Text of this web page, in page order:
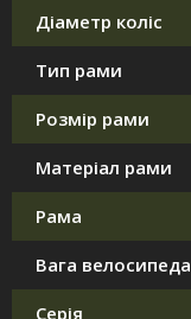
Діаметр коліс
Тип рами
Розмір рами
Матеріал рами
Рама
Вага велосипеда
Серія